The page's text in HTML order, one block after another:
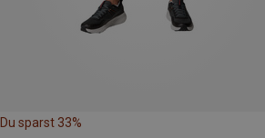
Du sparst 33%